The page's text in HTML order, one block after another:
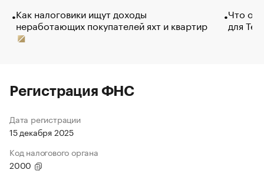
Как налоговики ищут доходы
неработающих покупателей яхт и квартир
Что
для
Регистрация ФНС
Дата регистрации
15 декабря 2025
Код налогового органа
2000